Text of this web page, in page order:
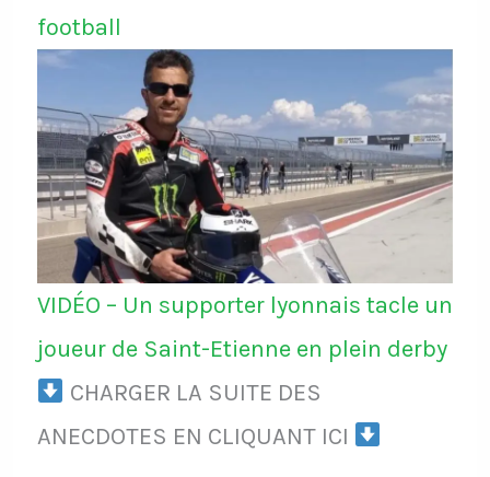
football
VIDÉO – Un supporter lyonnais tacle un
joueur de Saint-Etienne en plein derby
CHARGER LA SUITE DES
ANECDOTES EN CLIQUANT ICI